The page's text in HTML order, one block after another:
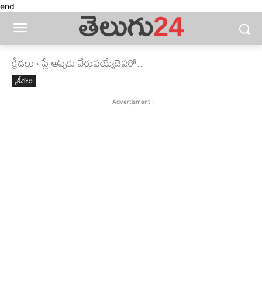
end
క్రీడలు ప్లే ఆఫ్స్‌కు చేరువయ్యేదెవరో..
క్రీడలు
- Advertisment -